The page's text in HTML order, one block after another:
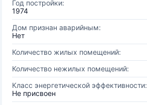
Год постройки:
1974
Дом признан аварийным:
Нет
Количество жилых помещений:
Количество нежилых помещений:
Класс энергетической эффективности:
Не присвоен